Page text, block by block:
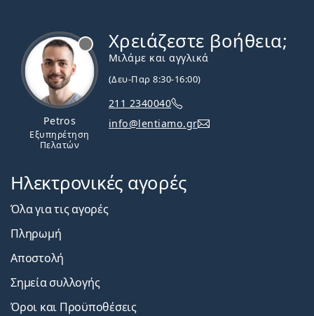
Petros
Εξυπηρέτηση
Πελατών
Χρειάζεστε βοήθεια;
Μιλάμε και αγγλικά
(Δευ-Παρ 8:30-16:00)
211 2340040
info@lentiamo.gr
Ηλεκτρονικές αγορές
Όλα για τις αγορές
Πληρωμή
Αποστολή
Σημεία συλλογής
Όροι και Προϋποθέσεις